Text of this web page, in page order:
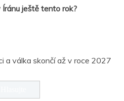
ještě tento rok?
a válka skončí až v roce 2027